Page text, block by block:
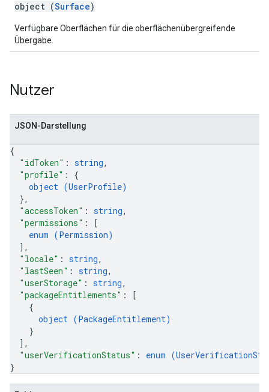
object (Surface)
Verfügbare Oberflächen für die oberflächenübergreifende
Übergabe.
Nutzer
JSON-Darstellung
{
"idToken" : string,
"profile" : {
object (UserProfile)
},
"accessToken" : string,
"permissions" :
[
enum (Permission)
] ,
"locale" : string,
"lastSeen" : string,
"userStorage" : string,
"packageEntitlements" :
[
{
object (PackageEntitlement)
}
] ,
"userVerificationStatus" : enum (
}